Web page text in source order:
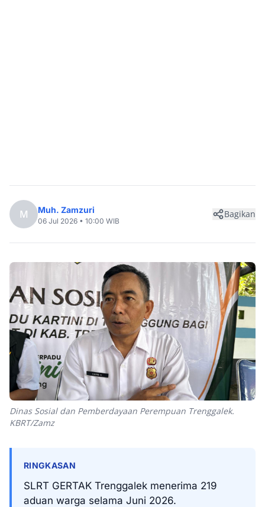
M Muh. Zamzuri
06 Jul 2026 • 10:00 WIB
Bagikan
Dinas Sosial dan Pemberdayaan Perempuan Trenggalek.
KBRT/Zamz
RINGKASAN
SLRT GERTAK Trenggalek menerima 219
aduan warga selama Juni 2026.